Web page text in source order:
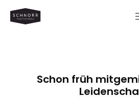
Zum Hauptinhalt springen
Schon früh